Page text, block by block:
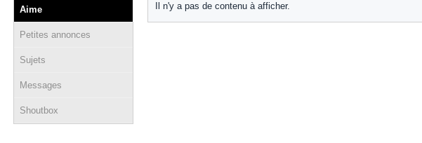
Aime
Petites annonces
Sujets
Messages
Shoutbox
Il n'y a pas de contenu à afficher.